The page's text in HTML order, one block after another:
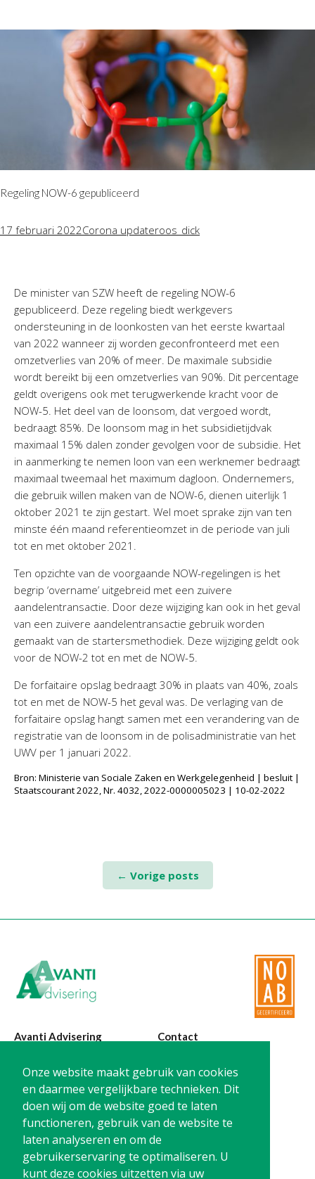
Onze website maakt gebruik van cookies
en daarmee vergelijkbare technieken. Dit
doen wij om de website goed te laten
functioneren, gebruik van de website te
laten analyseren en om de
gebruikerservaring te optimaliseren. U
kunt deze cookies uitzetten via uw
Regeling NOW-6 gepubliceerd
17 februari 2022Corona updateroos_dick
De minister van SZW heeft de regeling NOW-6
gepubliceerd. Deze regeling biedt werkgevers
ondersteuning in de loonkosten van het eerste kwartaal
van 2022 wanneer zij worden geconfronteerd met een
omzetverlies van 20% of meer. De maximale subsidie
wordt bereikt bij een omzetverlies van 90%. Dit percentage
geldt overigens ook met terugwerkende kracht voor de
NOW-5. Het deel van de loonsom, dat vergoed wordt,
bedraagt 85%. De loonsom mag in het subsidietijdvak
maximaal 15% dalen zonder gevolgen voor de subsidie. Het
in aanmerking te nemen loon van een werknemer bedraagt
maximaal tweemaal het maximum dagloon. Ondernemers,
die gebruik willen maken van de NOW-6, dienen uiterlijk 1
oktober 2021 te zijn gestart. Wel moet sprake zijn van ten
minste één maand referentieomzet in de periode van juli
tot en met oktober 2021.
Ten opzichte van de voorgaande NOW-regelingen is het
begrip ‘overname’ uitgebreid met een zuivere
aandelentransactie. Door deze wijziging kan ook in het geval
van een zuivere aandelentransactie gebruik worden
gemaakt van de startersmethodiek. Deze wijziging geldt ook
voor de NOW-2 tot en met de NOW-5.
De forfaitaire opslag bedraagt 30% in plaats van 40%, zoals
tot en met de NOW-5 het geval was. De verlaging van de
forfaitaire opslag hangt samen met een verandering van de
registratie van de loonsom in de polisadministratie van het
UWV per 1 januari 2022.
Bron: Ministerie van Sociale Zaken en Werkgelegenheid | besluit |
Staatscourant 2022, Nr. 4032, 2022-0000005023 | 10-02-2022
← Vorige posts
Avanti Advisering
Poelstraat 4
1441 RR Purmerend
Contact
T: 0299-420870
@:
info@avanti-
advisering.nl
BTW: NL861212733B01